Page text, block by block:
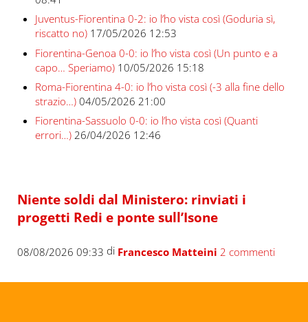
Juventus-Fiorentina 0-2: io l’ho vista così (Goduria sì,
riscatto no) 17/05/2026 12:53
Fiorentina-Genoa 0-0: io l’ho vista così (Un punto e a
capo… Speriamo) 10/05/2026 15:18
Roma-Fiorentina 4-0: io l’ho vista così (-3 alla fine dello
strazio…) 04/05/2026 21:00
Fiorentina-Sassuolo 0-0: io l’ho vista così (Quanti
errori…) 26/04/2026 12:46
Niente soldi dal Ministero: rinviati i
progetti Redi e ponte sull’Isone
08/08/2026 09:33 di Francesco Matteini 2 commenti